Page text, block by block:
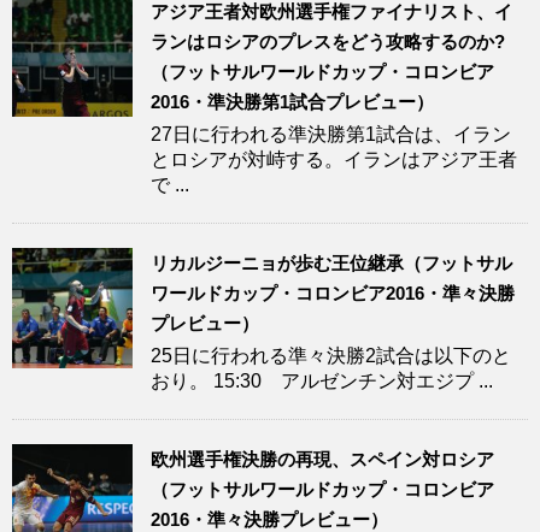
アジア王者対欧州選手権ファイナリスト、イ
ランはロシアのプレスをどう攻略するのか?
（フットサルワールドカップ・コロンビア
2016・準決勝第1試合プレビュー）
27日に行われる準決勝第1試合は、イラン
とロシアが対峙する。イランはアジア王者
で ...
リカルジーニョが歩む王位継承（フットサル
ワールドカップ・コロンビア2016・準々決勝
プレビュー）
25日に行われる準々決勝2試合は以下のと
おり。 15:30 アルゼンチン対エジプ ...
欧州選手権決勝の再現、スペイン対ロシア
（フットサルワールドカップ・コロンビア
2016・準々決勝プレビュー）